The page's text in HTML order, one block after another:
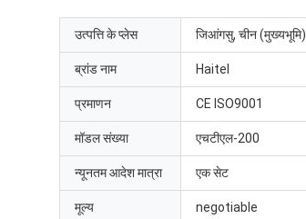
उत्पत्ति के प्लेस जिआंगसु, चीन (मुख्यभूमि)
ब्रांड नाम Haitel
प्रमाणन CE ISO9001
मॉडल संख्या एचटीएल-200
न्यूनतम आदेश मात्रा एक सेट
मूल्य negotiable